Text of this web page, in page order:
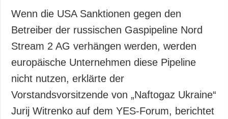
ZUSÄTZLICH
Veröffentlichungen
Interview
Fotos
Video
LEISTUNGEN
Abonnement
Fotobank
Wenn die USA Sanktionen gegen den
Betreiber der russischen Gaspipeline Nord
Stream 2 AG verhängen werden, werden
europäische Unternehmen diese Pipeline
nicht nutzen, erklärte der
Vorstandsvorsitzende von „Naftogaz Ukraine“
Jurij Witrenko auf dem YES-Forum, berichtet